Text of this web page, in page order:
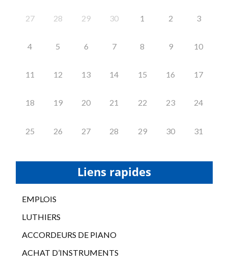
27 28 29 30 1 2 3
4 5 6 7 8 9 10
11 12 13 14 15 16 17
18 19 20 21 22 23 24
25 26 27 28 29 30 31
Liens rapides
EMPLOIS
LUTHIERS
ACCORDEURS DE PIANO
ACHAT D’INSTRUMENTS